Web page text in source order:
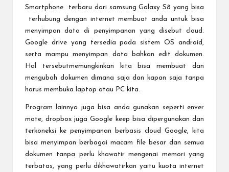
Smartphone terbaru dari samsung Galaxy S8 yang bisa
terhubung dengan internet membuat anda untuk bisa
menyimpan data di penyimpanan yang disebut cloud.
Google drive yang tersedia pada sistem OS android,
serta mampu menyimpan data bahkan edit dokumen.
Hal tersebutmemungkinkan kita bisa membuat dan
mengubah dokumen dimana saja dan kapan saja tanpa
harus membuka laptop atau PC kita.
Program lainnya juga bisa anda gunakan seperti enver
mote, dropbox juga Google keep bisa dipergunakan dan
terkoneksi ke penyimpanan berbasis cloud Google, kita
bisa menyimpan berbagai macam file besar dan semua
dokumen tanpa perlu khawatir mengenai memori yang
terbatas, yang perlu dikhawatirkan yaitu kuota internet